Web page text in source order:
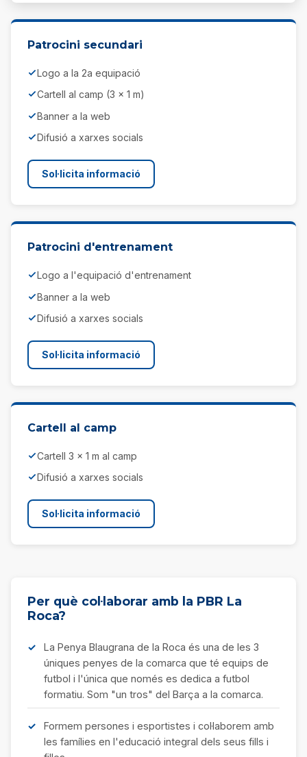
Patrocini secundari
Logo a la 2a equipació
Cartell al camp (3 x 1 m)
Banner a la web
Difusió a xarxes socials
Sol·licita informació
Patrocini d'entrenament
Logo a l'equipació d'entrenament
Banner a la web
Difusió a xarxes socials
Sol·licita informació
Cartell al camp
Cartell 3 x 1 m al camp
Difusió a xarxes socials
Sol·licita informació
Per què col·laborar amb la PBR La
Roca?
La Penya Blaugrana de la Roca és una de les 3
úniques penyes de la comarca que té equips de
futbol i l'única que només es dedica a futbol
formatiu. Som "un tros" del Barça a la comarca.
Formem persones i esportistes i col·laborem amb
les famílies en l'educació integral dels seus fills i